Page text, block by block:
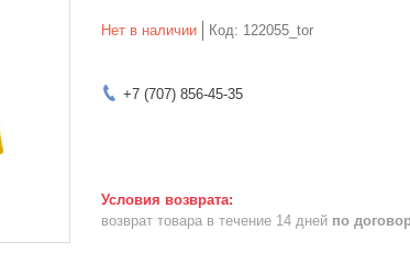
Нет в наличии Код: 122055_tor
+7 (707) 856-45-35
возврат товара в течение 14 дней по